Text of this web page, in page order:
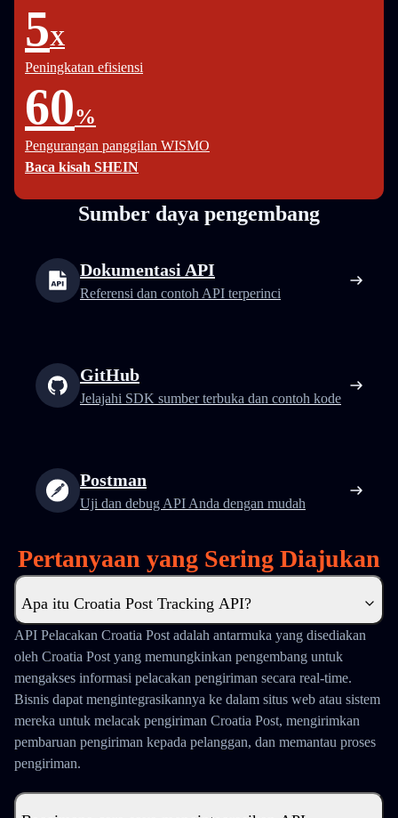
5X
Peningkatan efisiensi
60%
Pengurangan panggilan WISMO
Baca kisah SHEIN
Sumber daya pengembang
Dokumentasi API
Referensi dan contoh API terperinci
GitHub
Jelajahi SDK sumber terbuka dan contoh kode
Postman
Uji dan debug API Anda dengan mudah
Pertanyaan yang Sering Diajukan
Apa itu Croatia Post Tracking API?
API Pelacakan Croatia Post adalah antarmuka yang disediakan
oleh Croatia Post yang memungkinkan pengembang untuk
mengakses informasi pelacakan pengiriman secara real-time.
Bisnis dapat mengintegrasikannya ke dalam situs web atau sistem
mereka untuk melacak pengiriman Croatia Post, mengirimkan
pembaruan pengiriman kepada pelanggan, dan memantau proses
pengiriman.